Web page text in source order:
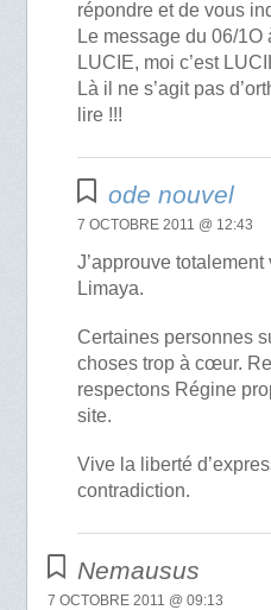
répondre et de vous
Le message du 06/
LUCIE, moi c’est
Là il ne s’agit pas
lire !!!
ode nouvel
7 OCTOBRE 2011 @ 12:43
J’approuve
Limaya.
Certaines personnes
choses trop à cœur.
respectons Régine
site.
Vive la liberté
contradiction.
Nemausus
7 OCTOBRE 2011 @ 09:13